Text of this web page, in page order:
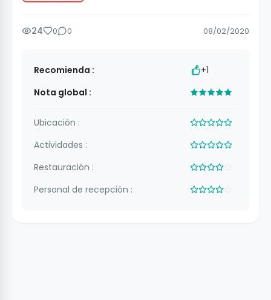
24 0 0 08/02/2020
Recomienda :
+1
Nota global :
Ubicación :
Actividades :
Restauración :
Personal de recepción :